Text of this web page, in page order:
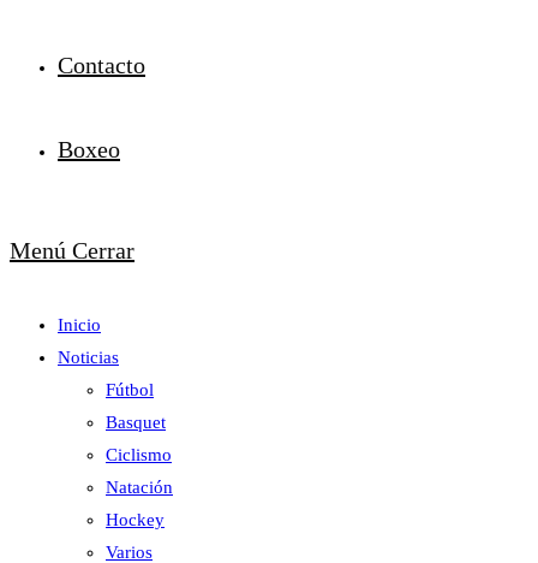
Contacto
Boxeo
Menú Cerrar
Inicio
Noticias
Fútbol
Basquet
Ciclismo
Natación
Hockey
Varios